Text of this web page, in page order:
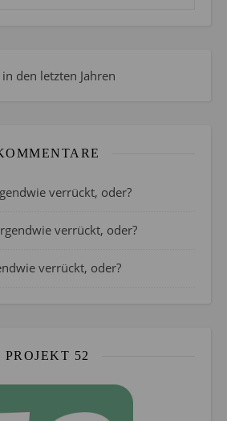
den letzten Jahren
verrückt, oder?
verrückt, oder?
verrückt, oder?
PROJEKT 52